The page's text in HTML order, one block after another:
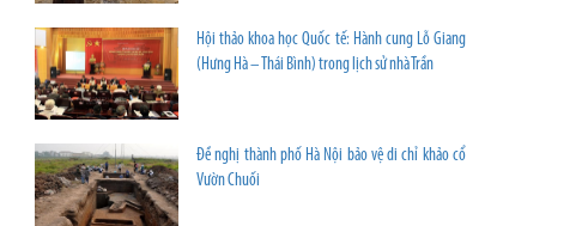
Hội thảo khoa học Quốc tế: Hành cung Lỗ Giang
(Hưng Hà – Thái Bình) trong lịch sử nhà Trần
Đề nghị thành phố Hà Nội bảo vệ di chỉ khảo cổ
Vườn Chuối